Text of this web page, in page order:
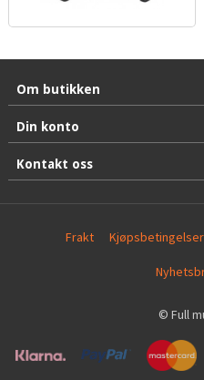
Om butikken
Din konto
Kontakt oss
Frakt Kjøpsbetingelser
© Full